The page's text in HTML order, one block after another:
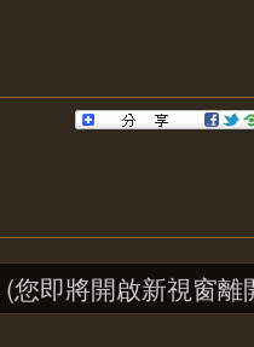
(您即將開啟新視窗離